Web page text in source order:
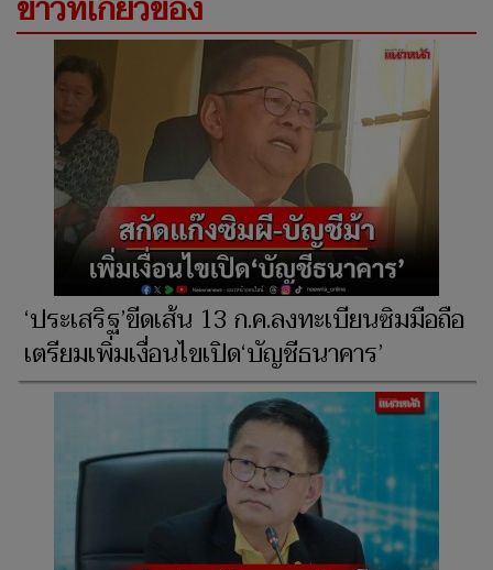
‘ประเสริฐ’ขีดเส้น 13 ก.ค.ลงทะเบียนซิมมือถือ
เตรียมเพิ่มเงื่อนไขเปิด‘บัญชีธนาคาร’